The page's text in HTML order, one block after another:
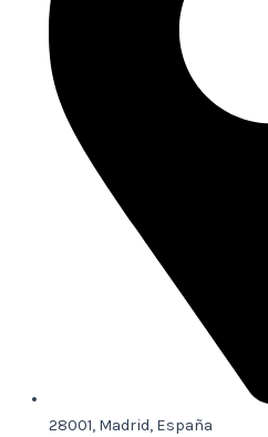
28001, Madrid, España